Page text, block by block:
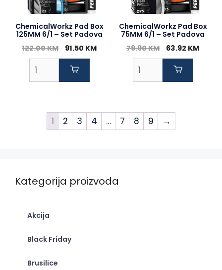
ChemicalWorkz Pad Box
125MM 6/1 – Set Padova
122.00KM
Original
price
was:
91.50 KMCurrent
ChemicalWorkz Pad Box
75MM 6/1 – Set Padova
79.90KM
Original
price
was:
63.92 KM
1 2 3 4 … 7 8 9 →
Kategorija proizvoda
Akcija
Black Friday
Brusilice